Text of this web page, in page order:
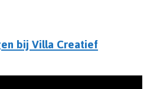
bij Villa Creatief